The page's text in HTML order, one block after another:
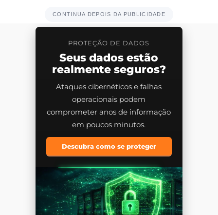
CONTINUA DEPOIS DA PUBLICIDADE
PROTEÇÃO DE DADOS
Seus dados estão
realmente seguros?
Ataques cibernéticos e falhas
operacionais podem
comprometer anos de informação
em poucos minutos.
Descubra como se proteger